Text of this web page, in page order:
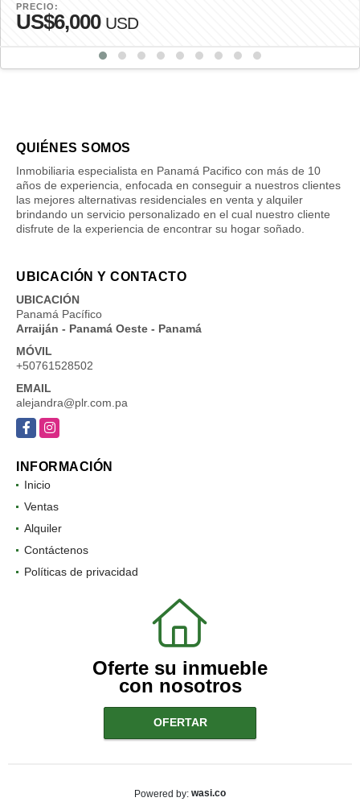
PRECIO:
US$6,000 USD
QUIÉNES SOMOS
Inmobiliaria especialista en Panamá Pacifico con más de 10
años de experiencia, enfocada en conseguir a nuestros clientes
las mejores alternativas residenciales en venta y alquiler
brindando un servicio personalizado en el cual nuestro cliente
disfrute de la experiencia de encontrar su hogar soñado.
UBICACIÓN Y CONTACTO
UBICACIÓN
Panamá Pacífico
Arraiján - Panamá Oeste - Panamá
MÓVIL
+50761528502
EMAIL
alejandra@plr.com.pa
FacebookInstagram
INFORMACIÓN
Inicio
Ventas
Alquiler
Contáctenos
Políticas de privacidad
Oferte su inmueble
con nosotros
OFERTAR
Powered by: wasi.co